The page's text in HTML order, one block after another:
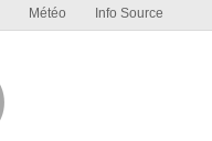
Météo Info Source